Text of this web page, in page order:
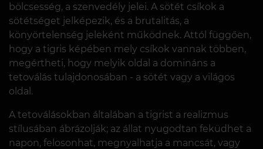
bölcsesség, a szenvedély jelei. A sötét csíkok a
sötétséget jelképezik, és a brutalitás, a
könyörtelenség jeleként működnek. Attól függően,
hogy a tigris képében mely csíkok vannak többen,
megértheti, hogy melyik oldal a domináns a
tetoválás tulajdonosában - a sötét vagy a világos
oldal.
A tetoválásokban általában a tigrist a realizmus
stílusában ábrázolják; az állat nyugodtan feküdhet a
napon, felosonhat, megnyalhatja a mancsát, vagy